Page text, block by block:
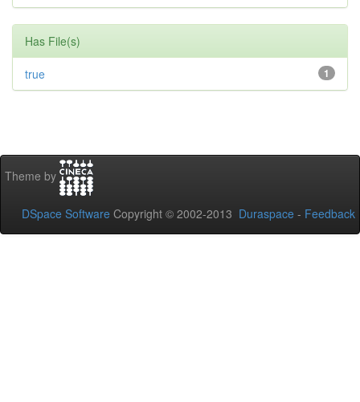
Has File(s)
1
true
Theme by
DSpace Software Copyright © 2002-2013 Duraspace - Feedback